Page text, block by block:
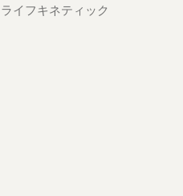
ライフキネティック